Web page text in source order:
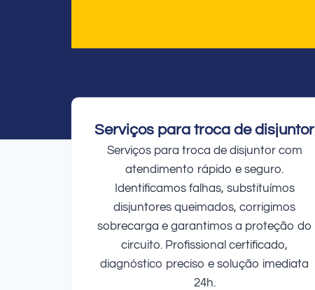
Serviços para troca de disjuntor
Serviços para troca de disjuntor com
atendimento rápido e seguro.
Identificamos falhas, substituímos
disjuntores queimados, corrigimos
sobrecarga e garantimos a proteção do
circuito. Profissional certificado,
diagnóstico preciso e solução imediata
24h.